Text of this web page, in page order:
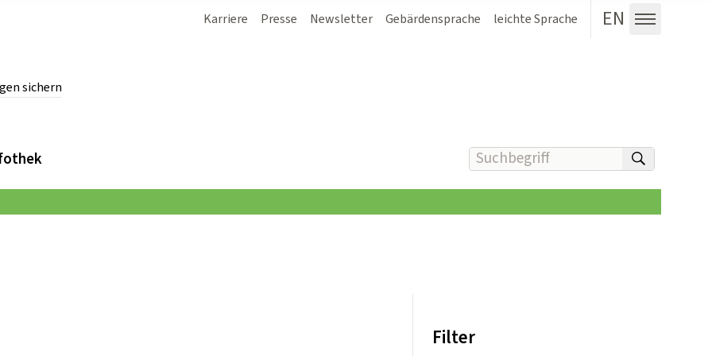
sichern
Karriere Presse Newsletter Gebärdensprache leichte Sprache EN
Menü
Suchbegriff(e) eingeben
Filter